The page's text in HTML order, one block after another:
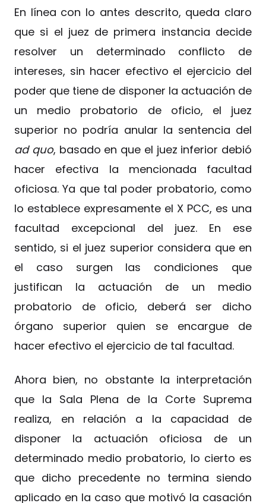
En línea con lo antes descrito, queda claro
que si el juez de primera instancia decide
resolver un determinado conflicto de
intereses, sin hacer efectivo el ejercicio del
poder que tiene de disponer la actuación de
un medio probatorio de oficio, el juez
superior no podría anular la sentencia del
ad quo, basado en que el juez inferior debió
hacer efectiva la mencionada facultad
oficiosa. Ya que tal poder probatorio, como
lo establece expresamente el X PCC, es una
facultad excepcional del juez. En ese
sentido, si el juez superior considera que en
el caso surgen las condiciones que
justifican la actuación de un medio
probatorio de oficio, deberá ser dicho
órgano superior quien se encargue de
hacer efectivo el ejercicio de tal facultad.
Ahora bien, no obstante la interpretación
que la Sala Plena de la Corte Suprema
realiza, en relación a la capacidad de
disponer la actuación oficiosa de un
determinado medio probatorio, lo cierto es
que dicho precedente no termina siendo
aplicado en la caso que motivó la casación